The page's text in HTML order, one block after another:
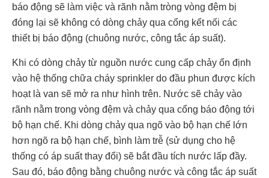
báo động sẽ làm việc và rãnh nằm tròng vòng đệm bị
đóng lại sẽ không có dòng chảy qua cổng kết nối các
thiết bị báo động (chuông nước, công tắc áp suất).
Khi có dòng chảy từ nguồn nước cung cấp chảy ổn định
vào hệ thống chữa cháy sprinkler do đầu phun được kích
hoạt là van sẽ mở ra như hình trên. Nước sẽ chảy vào
rãnh nằm trong vòng đệm và chảy qua cổng báo động tới
bộ hạn chế. Khi dòng chảy qua ngõ vào bộ hạn chế lớn
hơn ngõ ra bộ hạn chế, bình làm trễ (sử dụng cho hệ
thống có áp suất thay đổi) sẽ bắt đầu tích nước lấp đầy.
Sau đó, báo động bằng chuông nước và công tắc áp suất